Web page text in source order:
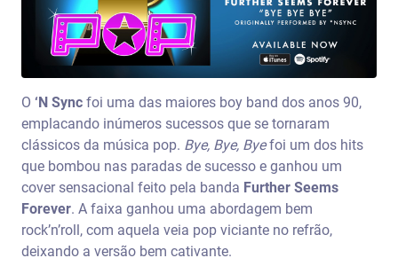
O ‘N Sync foi uma das maiores boy band dos anos 90,
emplacando inúmeros sucessos que se tornaram
clássicos da música pop. Bye, Bye, Byefoi um dos hits
que bombou nas paradas de sucesso e ganhou um
cover sensacional feito pela banda Further Seems
Forever. A faixa ganhou uma abordagem bem
rock’n’roll, com aquela veia pop viciante no refrão,
deixando a versão bem cativante.